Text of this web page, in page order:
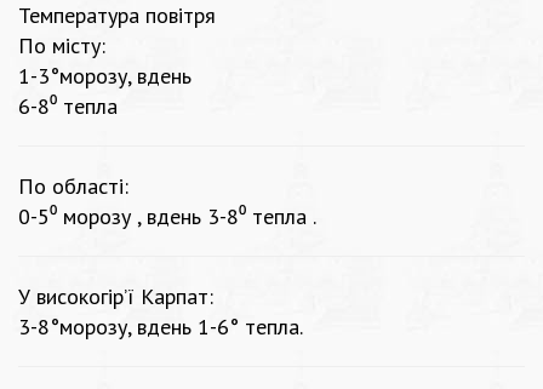
Температура повітря
По місту:
1-3°морозу, вдень
6-8⁰ тепла
По області:
0-5⁰ морозу , вдень 3-8⁰ тепла .
У високогір’ї Карпат:
3-8°морозу, вдень 1-6° тепла.